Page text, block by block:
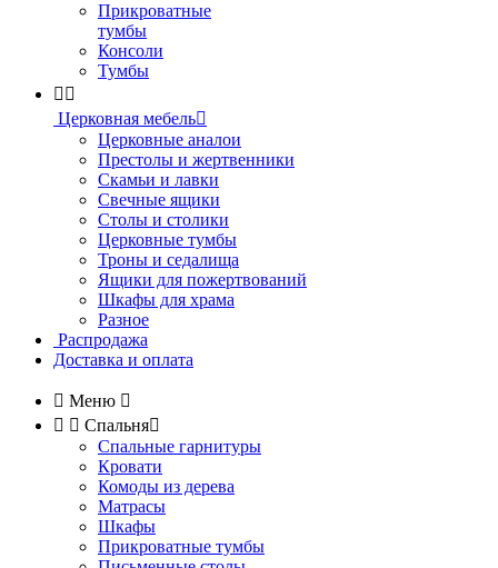
Прикроватные
тумбы
Консоли
Тумбы
 
Церковная мебель
Церковные аналои
Престолы и жертвенники
Скамьи и лавки
Свечные ящики
Столы и столики
Церковные тумбы
Троны и седалища
Ящики для пожертвований
Шкафы для храма
Разное
Распродажа
Доставка и оплата
 Меню 
  Спальня
Спальные гарнитуры
Кровати
Комоды из дерева
Матрасы
Шкафы
Прикроватные тумбы